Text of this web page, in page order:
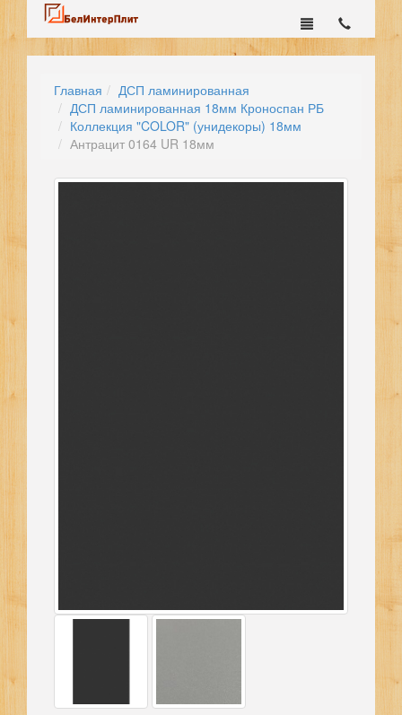
Главная
ДСП ламинированная
ДСП ламинированная 18мм Кроноспан РБ
Коллекция "COLOR" (унидекоры) 18мм
Антрацит 0164 UR 18мм